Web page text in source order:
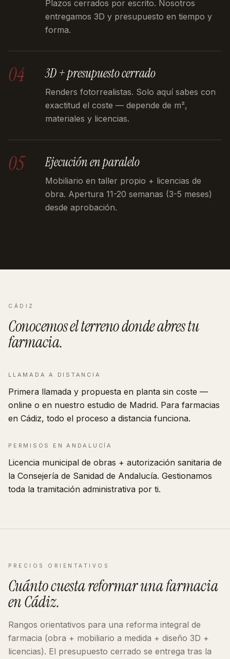
Plazos cerrados por escrito. Nosotros
entregamos 3D y presupuesto en tiempo y
forma.
04 3D + presupuesto cerrado
Renders fotorrealistas. Solo aquí sabes con
exactitud el coste — depende de m²,
materiales y licencias.
05 Ejecución en paralelo
Mobiliario en taller propio + licencias de
obra. Apertura 11-20 semanas (3-5 meses)
desde aprobación.
CÁDIZ
Conocemos el terreno donde abres tu
farmacia.
LLAMADA A DISTANCIA
Primera llamada y propuesta en planta sin coste —
online o en nuestro estudio de Madrid. Para farmacias
en Cádiz, todo el proceso a distancia funciona.
PERMISOS EN ANDALUCÍA
Licencia municipal de obras + autorización sanitaria de
la Consejería de Sanidad de Andalucía. Gestionamos
toda la tramitación administrativa por ti.
PRECIOS ORIENTATIVOS
Cuánto cuesta reformaruna farmacia
enCádiz.
Rangos orientativos para una reforma integral de
farmacia (obra + mobiliario a medida + diseño 3D +
licencias). El presupuesto cerrado se entrega tras la